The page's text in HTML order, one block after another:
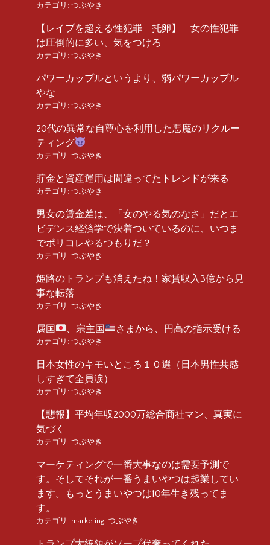
カテゴリ: つぶやき
【レイプを超える性犯罪 托卵】 女の性犯罪
は圧倒的に多い、気をつけろ
カテゴリ: つぶやき
パワーカップルというより、弱パワーカップル
やな
カテゴリ: つぶやき
20代の異常な自尊心を利用した悪魔のリクルー
ティング
カテゴリ: つぶやき
貯金と資産運用は間違ってたトレンドが来る
カテゴリ: つぶやき
男女の賃金差は、「女のやる気のなさ」だとエ
ビデンス経済学で決着ついているのに、いつま
でポリコレやるつもりだ？
カテゴリ: つぶやき
姫路のトランプも消えたね！家賃収入3億から見
事な転落
カテゴリ: つぶやき
属国 、宗主国 さまから、円高の指示受ける
カテゴリ: つぶやき
日本女性のキモいところ１０選（日本男性共感
しすぎて全員涙）
カテゴリ: つぶやき
【悲報】平均年収2000万総合商社マン、真実に
気づく
カテゴリ: つぶやき
マーケティングで一番大事なのは需要予測で
す。そしてそれが一番うまいやつは起業してい
ます。もっとうまいやつは10年生き残ってま
す。
カテゴリ: marketing つぶやき